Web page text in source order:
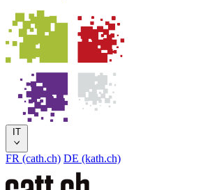
IT
FR (cath.ch) DE (kath.ch)